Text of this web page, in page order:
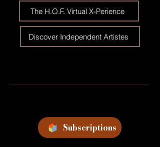
The H.O.F. Virtual X-Perience
Discover Independent Artistes
Subscriptions